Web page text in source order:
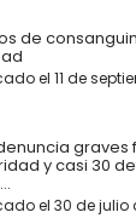
de
el 11 de
graves
y casi 30
el 30 de julio